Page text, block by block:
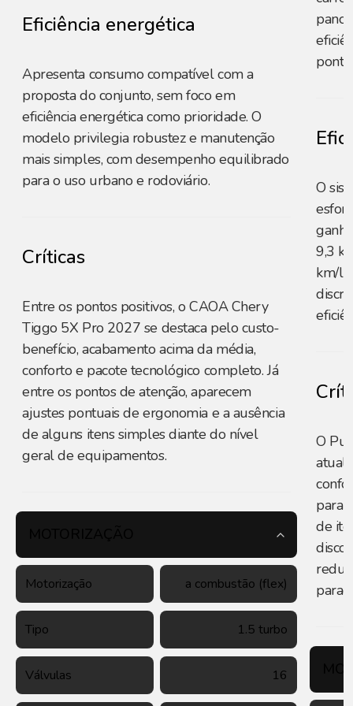
Eficiência energética
Apresenta consumo compatível com a
proposta do conjunto, sem foco em
eficiência energética como prioridade. O
modelo privilegia robustez e manutenção
mais simples, com desempenho equilibrado
para o uso urbano e rodoviário.
Críticas
Entre os pontos positivos, o CAOA Chery
Tiggo 5X Pro 2027 se destaca pelo custo-
benefício, acabamento acima da média,
conforto e pacote tecnológico completo. Já
entre os pontos de atenção, aparecem
ajustes pontuais de ergonomia e a ausência
de alguns itens simples diante do nível
geral de equipamentos.
Motorização a combustão (flex)
Tipo 1.5 turbo
Válvulas 16
O
9,3
km/l
O
para
de
disco